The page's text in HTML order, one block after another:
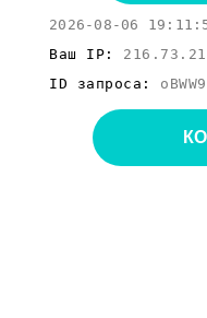
2026-08-06
Ваш IP:
ID запроса: